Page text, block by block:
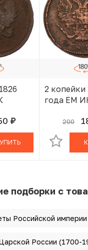
руб.
2 копейки
года ЕМ
200 В
подборки с
Российской империи
России (1700-